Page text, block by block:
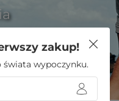
zakup!
świata wypoczynku.